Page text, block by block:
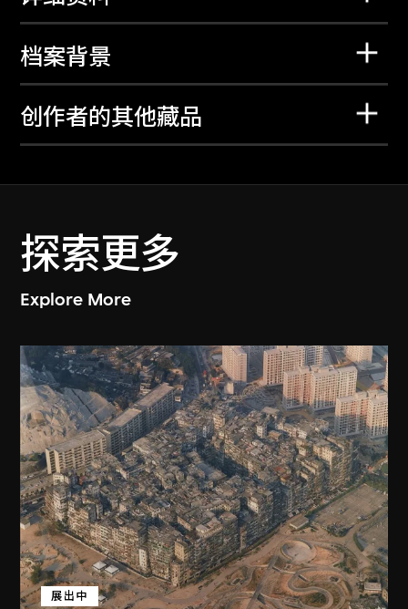
档案背景
创作者的其他藏品
探索更多
Explore More
展出中